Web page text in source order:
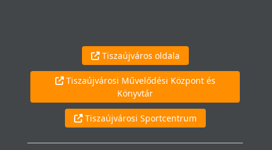
Tiszaújváros oldala
Tiszaújvárosi Művelődési Központ és
Könyvtár
Tiszaújvárosi Sportcentrum